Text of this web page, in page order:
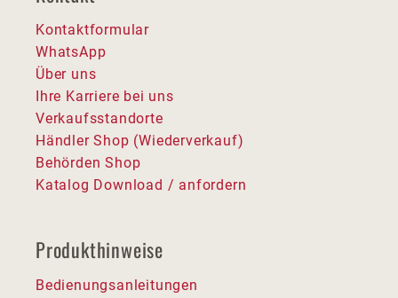
Kontaktformular
WhatsApp
Über uns
Ihre Karriere bei uns
Verkaufsstandorte
Händler Shop (Wiederverkauf)
Behörden Shop
Katalog Download / anfordern
Produkthinweise
Bedienungsanleitungen